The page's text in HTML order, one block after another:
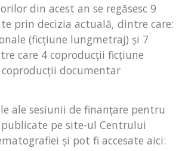
din acest an se regăsesc 9
prin decizia actuală, dintre care:
(ficțiune lungmetraj) și 7
care 4 coproducții ficțiune
documentar
ale sesiunii de finanțare pentru
pe site-ul Centrului
și pot fi accesate aici: